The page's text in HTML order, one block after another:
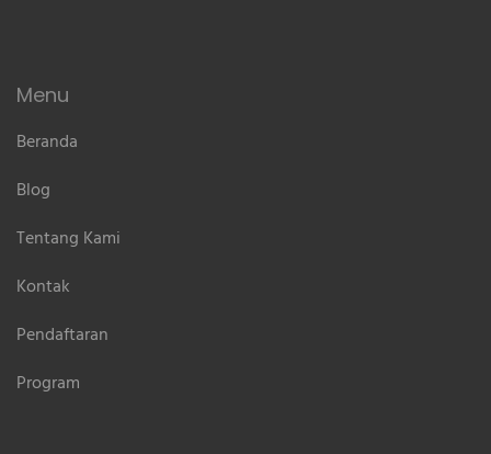
Menu
Beranda
Blog
Tentang Kami
Kontak
Pendaftaran
Program